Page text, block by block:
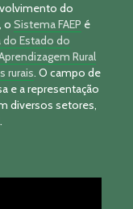
do
o Sistema FAEP é
do Estado do
Rural
rurais. O campo de
e a representação
diversos setores,